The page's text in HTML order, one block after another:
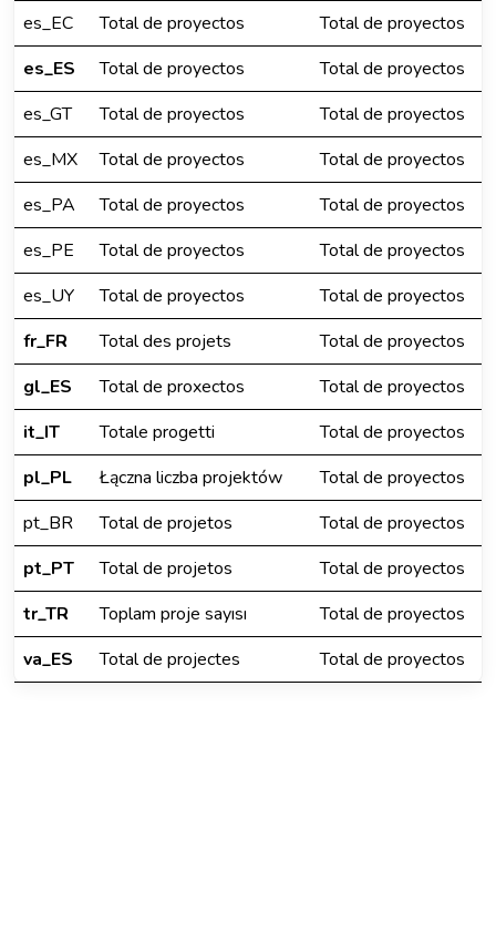
es_EC
Total de proyectos
Total de proyectos
es_ES
Total de proyectos
Total de proyectos
es_GT
Total de proyectos
Total de proyectos
es_MX
Total de proyectos
Total de proyectos
es_PA
Total de proyectos
Total de proyectos
es_PE
Total de proyectos
Total de proyectos
es_UY
Total de proyectos
Total de proyectos
fr_FR
Total des projets
Total de proyectos
gl_ES
Total de proxectos
Total de proyectos
it_IT
Totale progetti
Total de proyectos
pl_PL
Łączna liczba projektów
Total de proyectos
pt_BR
Total de projetos
Total de proyectos
pt_PT
Total de projetos
Total de proyectos
tr_TR
Toplam proje sayısı
Total de proyectos
va_ES
Total de projectes Total de proyectos